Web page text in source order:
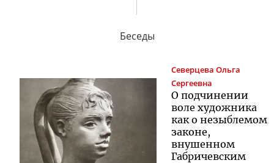
Беседы
Северцева Ольга
Сергеевна
О подчинении
воле художника
как о незыблемом
законе,
внушенном
Габричевским